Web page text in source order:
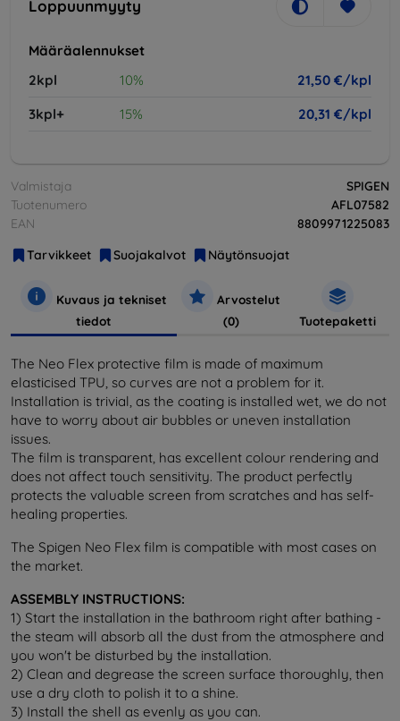
Loppuunmyyty
Määräalennukset
2kpl
10%
21,50 €/kpl
3kpl+
15% 20,31 €/kpl
Valmistaja
SPIGEN
Tuotenumero
AFL07582
EAN
8809971225083
Tarvikkeet
Suojakalvot Näytönsuojat
Kuvaus ja tekniset
tiedot
Arvostelut
(0)
Tuotepaketti
The Neo Flex protective film is made of maximum
elasticised TPU, so curves are not a problem for it.
Installation is trivial, as the coating is installed wet, we do not
have to worry about air bubbles or uneven installation
issues.
The film is transparent, has excellent colour rendering and
does not affect touch sensitivity. The product perfectly
protects the valuable screen from scratches and has self-
healing properties.
The Spigen Neo Flex film is compatible with most cases on
the market.
ASSEMBLY INSTRUCTIONS:
1) Start the installation in the bathroom right after bathing -
the steam will absorb all the dust from the atmosphere and
you won't be disturbed by the installation.
2) Clean and degrease the screen surface thoroughly, then
use a dry cloth to polish it to a shine.
3) Install the shell as evenly as you can.